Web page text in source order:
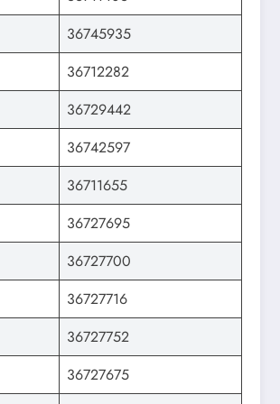
36745935
36712282
36729442
36742597
36711655
36727695
36727700
36727716
36727752
36727675